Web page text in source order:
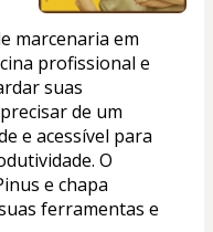
marcenaria em
profissional e
suas
de um
e acessível para
O
e chapa
ferramentas e